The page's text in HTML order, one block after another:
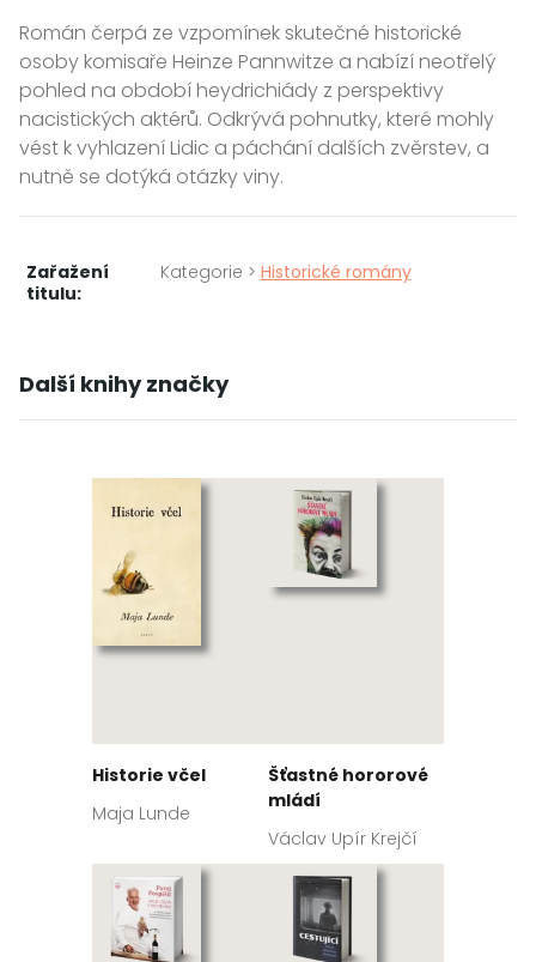
Román čerpá ze vzpomínek skutečné historické
osoby komisaře Heinze Pannwitze a nabízí neotřelý
pohled na období heydrichiády z perspektivy
nacistických aktérů. Odkrývá pohnutky, které mohly
vést k vyhlazení Lidic a páchání dalších zvěrstev, a
nutně se dotýká otázky viny.
Zařažení
titulu:
Kategorie > Historické romány
Další knihy značky
Historie včel
Maja Lunde
Šťastné hororové
mládí
Václav Upír Krejčí